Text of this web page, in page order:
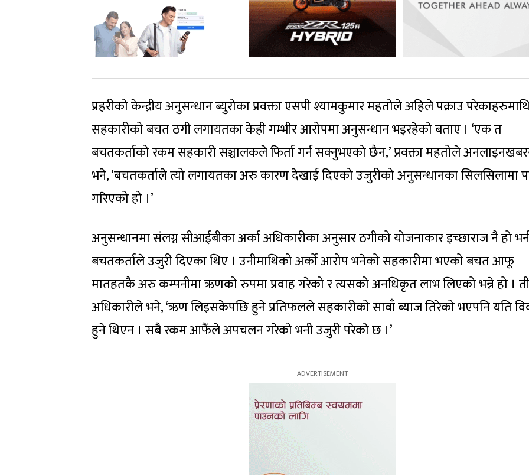
प्रहरीको केन्द्रीय अनुसन्धान ब्युरोका प्रवक्ता एसपी श्यामकुमार महतोले अहिले पक्राउ
सहकारीको बचत ठगी लगायतका केही गम्भीर आरोपमा अनुसन्धान भइरहेको बताए । ‘एक त
बचतकर्ताको रकम सहकारी सञ्चालकले फिर्ता गर्न सक्नुभएको छैन,’ प्रवक्ता महतोले
भने, ‘बचतकर्ताले त्यो लगायतका अरु कारण देखाई दिएको उजुरीको अनुसन्धानका सिलसिलामा
गरिएको हो ।’
अनुसन्धानमा संलग्न सीआईबीका अर्का अधिकारीका अनुसार ठगीको योजनाकार इच्छाराज नै हो
बचतकर्ताले उजुरी दिएका थिए । उनीमाथिको अर्को आरोप भनेको सहकारीमा भएको बचत आफू
मातहतकै अरु कम्पनीमा ऋणको रुपमा प्रवाह गरेको र त्यसको अनधिकृत लाभ लिएको भन्ने हो । ती
अधिकारीले भने, ‘ऋण लिइसकेपछि हुने प्रतिफलले सहकारीको सावाँ ब्याज तिरेको भएपनि यति
हुने थिएन । सबै रकम आफैंले अपचलन गरेको भनी उजुरी परेको छ ।’